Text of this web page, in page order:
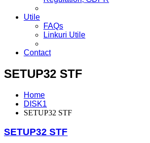
Utile
FAQs
Linkuri Utile
Contact
SETUP32 STF
Home
DISK1
SETUP32 STF
SETUP32 STF